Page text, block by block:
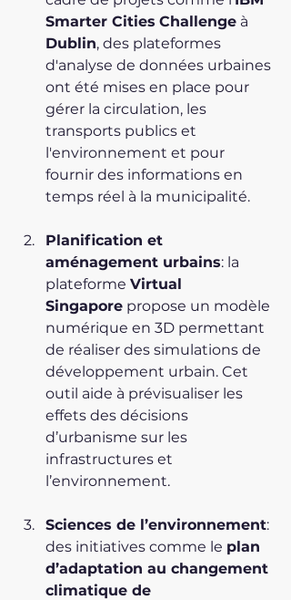
Smarter Cities Challenge à
Dublin, des plateformes
d'analyse de données urbaines
ont été mises en place pour
gérer la circulation, les
transports publics et
l'environnement et pour
fournir des informations en
temps réel à la municipalité.
Planification et
aménagement urbains: la
plateforme Virtual
Singapore propose un modèle
numérique en 3D permettant
de réaliser des simulations de
développement urbain. Cet
outil aide à prévisualiser les
effets des décisions
d’urbanisme sur les
infrastructures et
l’environnement.
Sciences de l’environnement:
des initiatives comme le plan
d’adaptation au changement
climatique de